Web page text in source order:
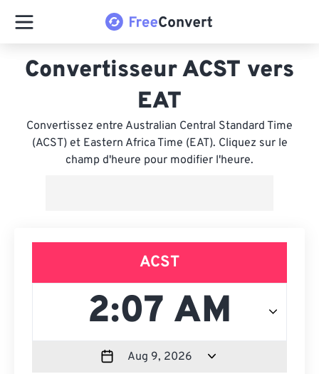
Convertisseur ACST vers
EAT
Convertissez entre Australian Central Standard Time
(ACST) et Eastern Africa Time (EAT). Cliquez sur le
champ d'heure pour modifier l'heure.
ACST